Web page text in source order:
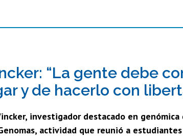
Nutrición y Tecnología de
Alimentos
“La gente debe
y de hacerlo con
investigador destacado en
actividad que reunió a